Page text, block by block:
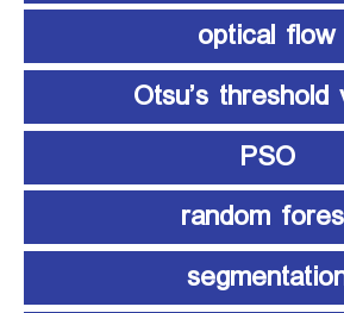
optical flow
Otsu’s threshold
PSO
random